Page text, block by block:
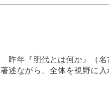
昨年『明代とは何か 』（
著述ながら、全体を視野に